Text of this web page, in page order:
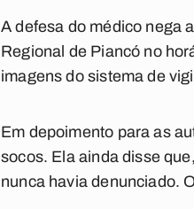
A defesa do médico nega
Regional de Piancó no
imagens do sistema de
Em depoimento para as
socos. Ela ainda disse
nunca havia denunciado.